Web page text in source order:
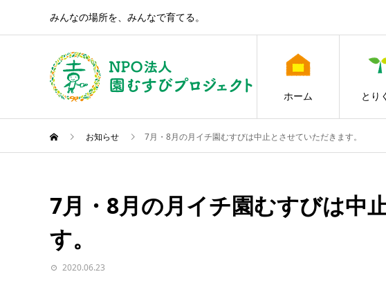
みんなの場所を、みんなで育てる。
ホーム とり
お知らせ 7月・8月の月イチ園むすびは中止とさせていただきます。
7月・8月の月イチ園むすびは中
す。
2020.06.23